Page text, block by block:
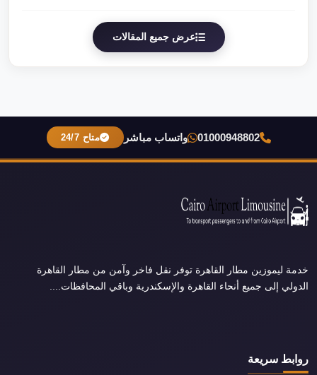
عرض جميع المقالات
01000948802 واتساب مباشر متاح 24/7
خدمة ليموزين مطار القاهرة توفر نقل فاخر وآمن من مطار القاهرة
الدولي إلى جميع أنحاء القاهرة والإسكندرية وباقي المحافظات....
روابط سريعة